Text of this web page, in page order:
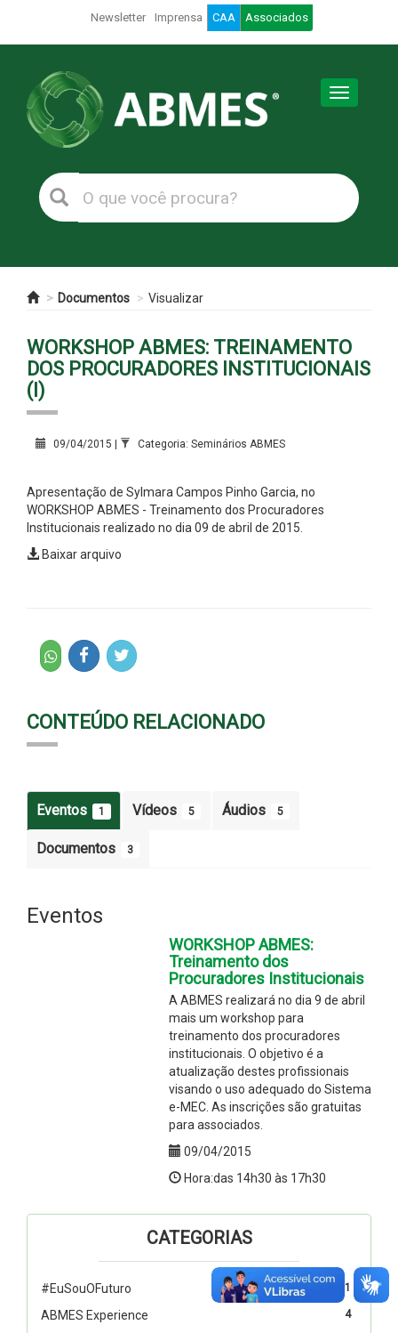
Newsletter Imprensa CAA Associados
Toggle
Documentos Visualizar
WORKSHOP ABMES: TREINAMENTO
DOS PROCURADORES INSTITUCIONAIS
(I)
09/04/2015 | Categoria: Seminários ABMES
Apresentação de Sylmara Campos Pinho Garcia, no
WORKSHOP ABMES - Treinamento dos Procuradores
Institucionais realizado no dia 09 de abril de 2015.
Baixar arquivo
CONTEÚDO RELACIONADO
Eventos 1 Vídeos 5 Áudios 5
Documentos 3
Eventos
WORKSHOP ABMES:
Treinamento dos
Procuradores Institucionais
A ABMES realizará no dia 9 de abril
mais um workshop para
treinamento dos procuradores
institucionais. O objetivo é a
atualização destes profissionais
visando o uso adequado do Sistema
e-MEC. As inscrições são gratuitas
para associados.
09/04/2015
Hora:das 14h30 às 17h30
CATEGORIAS
1
#EuSouOFuturo
4
ABMES Experience